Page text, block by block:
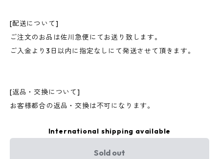
[配送について]
ご注文のお品は佐川急便にてお送り致します。
ご入金より3日以内に指定なしにて発送させて頂きます。
[返品・交換について]
お客様都合の返品・交換は不可になります。
International shipping available
Sold out